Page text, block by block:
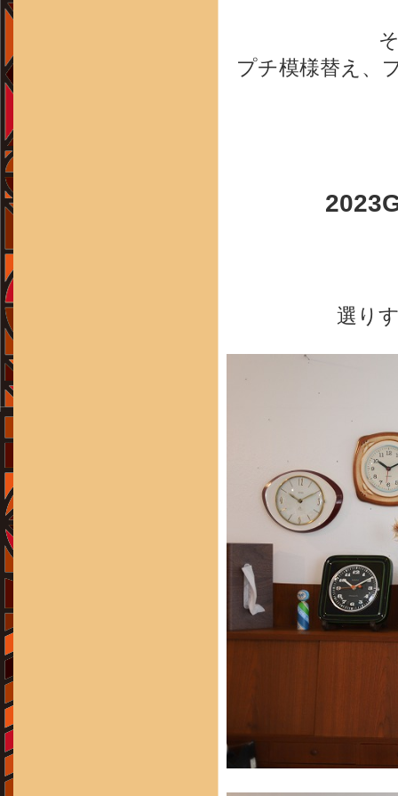
プチ模様替え、
選り